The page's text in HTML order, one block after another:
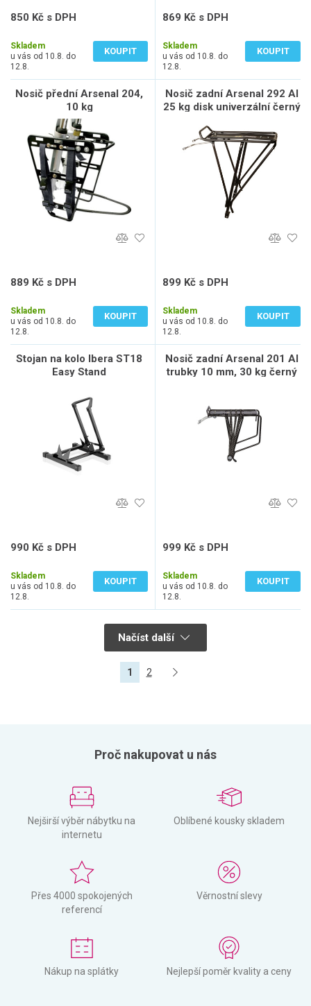
850 Kč s DPH
Skladem
u vás od 10.8. do
12.8.
KOUPIT
869 Kč s DPH
Skladem
u vás od 10.8. do
12.8.
KOUPIT
Nosič přední Arsenal 204,
10 kg
889 Kč s DPH
Skladem
u vás od 10.8. do
12.8.
KOUPIT
Nosič zadní Arsenal 292 Al
25 kg disk univerzální černý
899 Kč s DPH
Skladem
u vás od 10.8. do
12.8.
KOUPIT
Stojan na kolo Ibera ST18
Easy Stand
990 Kč s DPH
Skladem
u vás od 10.8. do
12.8.
KOUPIT
Nosič zadní Arsenal 201 Al
trubky 10 mm, 30 kg černý
999 Kč s DPH
Skladem
u vás od 10.8. do
12.8.
KOUPIT
Načíst další
1 2
Proč nakupovat u nás
Nejširší výběr nábytku na
internetu
Oblíbené kousky skladem
Přes 4000 spokojených
referencí
Věrnostní slevy
Nákup na splátky Nejlepší poměr kvality a ceny